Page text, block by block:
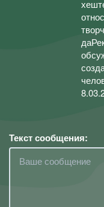
Текст сообщения: